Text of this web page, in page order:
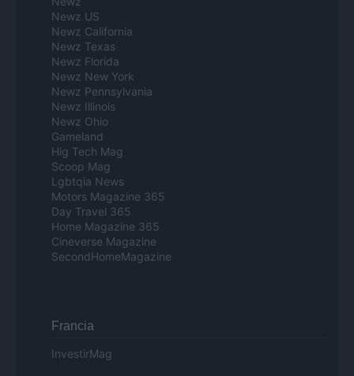
Newz US
Newz California
Newz Texas
Newz Florida
Newz New York
Newz Pennsylvania
Newz Illinois
Newz Ohio
Gameland
Hig Tech Mag
Scoop Mag
Lgbtqia News
Motors Magazine 365
Day Travel 365
Home Magazine 365
Cineverse Magazine
SecondHomeMagazine
Francia
InvestirMag